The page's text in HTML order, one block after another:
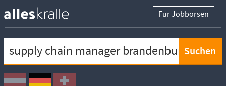
Für Jobbörsen
Ortssuche
Umkreissuche
Arbeitsform